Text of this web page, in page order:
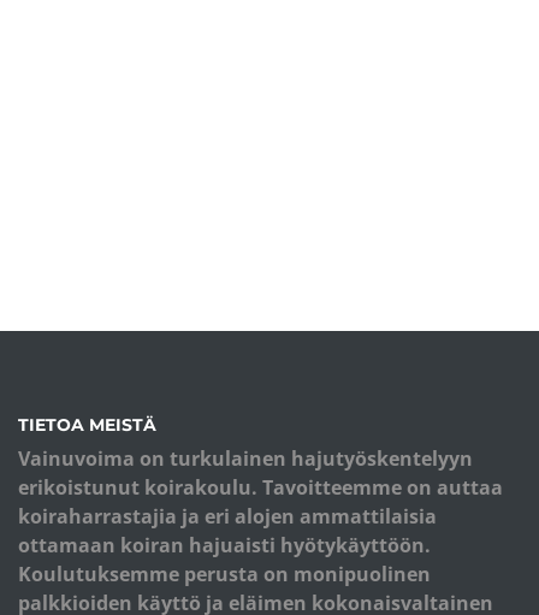
TIETOA MEISTÄ
Vainuvoima on turkulainen hajutyöskentelyyn
erikoistunut koirakoulu. Tavoitteemme on auttaa
koiraharrastajia ja eri alojen ammattilaisia
ottamaan koiran hajuaisti hyötykäyttöön.
Koulutuksemme perusta on monipuolinen
palkkioiden käyttö ja eläimen kokonaisvaltainen